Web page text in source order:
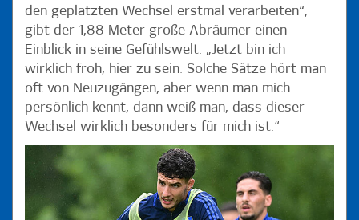
den geplatzten Wechsel erstmal verarbeiten“,
gibt der 1,88 Meter große Abräumer einen
Einblick in seine Gefühlswelt. „Jetzt bin ich
wirklich froh, hier zu sein. Solche Sätze hört man
oft von Neuzugängen, aber wenn man mich
persönlich kennt, dann weiß man, dass dieser
Wechsel wirklich besonders für mich ist.“